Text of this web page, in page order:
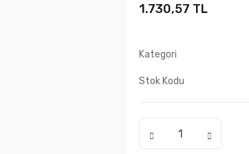
1.730,57 TL
Kategori
Stok Kodu